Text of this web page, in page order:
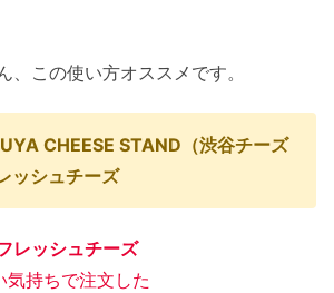
この使い方オススメです。
CHEESE STAND（渋谷チーズ
ッシュチーズ
レッシュチーズ
持ちで注文した